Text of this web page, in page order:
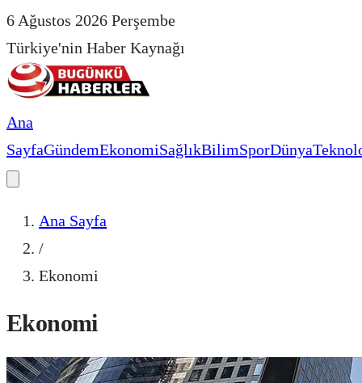
6 Ağustos 2026 Perşembe
Türkiye'nin Haber Kaynağı
Ana
SayfaGündemEkonomiSağlıkBilimSporDünya
Ana Sayfa
/
Ekonomi
Ekonomi